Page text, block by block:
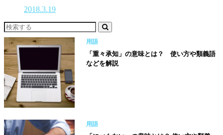
2018.3.19
用語
「重々承知」の意味とは？ 使い方や類義語
などを解説
用語